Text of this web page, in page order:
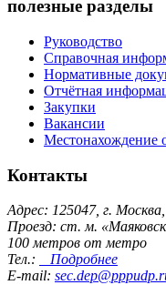
полезные разделы
Руководство
Справочная
Нормативные
Отчётная
Закупки
Вакансии
Местонахождение
Контакты
Адрес: 125047, г.
Проезд: ст. м.
100 метров от метро
Тел.:
Подробнее
E-mail: